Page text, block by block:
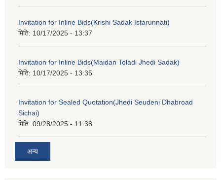
Invitation for Inline Bids(Krishi Sadak Istarunnati)
मिति: 10/17/2025 - 13:37
Invitation for Inline Bids(Maidan Toladi Jhedi Sadak)
मिति: 10/17/2025 - 13:35
Invitation for Sealed Quotation(Jhedi Seudeni Dhabroad
Sichai)
मिति: 09/28/2025 - 11:38
अन्य